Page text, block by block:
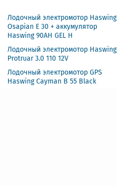
Лодочный электромотор Haswing
Osapian E 30 + аккумулятор
Haswing 90AH GEL H
Лодочный электромотор Haswing
Protruar 3.0 110 12V
Лодочный электромотор GPS
Haswing Cayman B 55 Black